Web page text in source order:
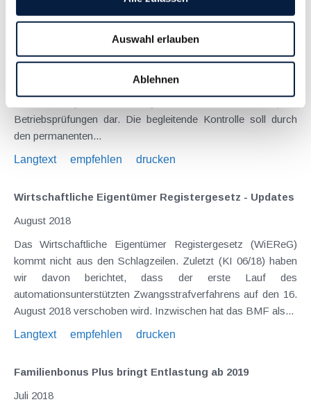
Auswahl erlauben
Ablehnen
Verordnung zum Steuerkontrollsystem erleichtert den
Weg zur "begleitenden Kontrolle"
Horizontal Monitoring " hervorgegangen und stellt die mit dem
Betriebsprüfungen dar. Die begleitende Kontrolle soll durch
den permanenten...
Langtext
empfehlen drucken
Wirtschaftliche Eigentümer Registergesetz - Updates
August 2018
Das Wirtschaftliche Eigentümer Registergesetz (WiEReG)
kommt nicht aus den Schlagzeilen. Zuletzt (KI 06/18) haben
wir davon berichtet, dass der erste Lauf des
automationsunterstützten Zwangsstrafverfahrens auf den 16.
August 2018 verschoben wird. Inzwischen hat das BMF als...
Langtext
empfehlen drucken
Familienbonus Plus bringt Entlastung ab 2019
Juli 2018